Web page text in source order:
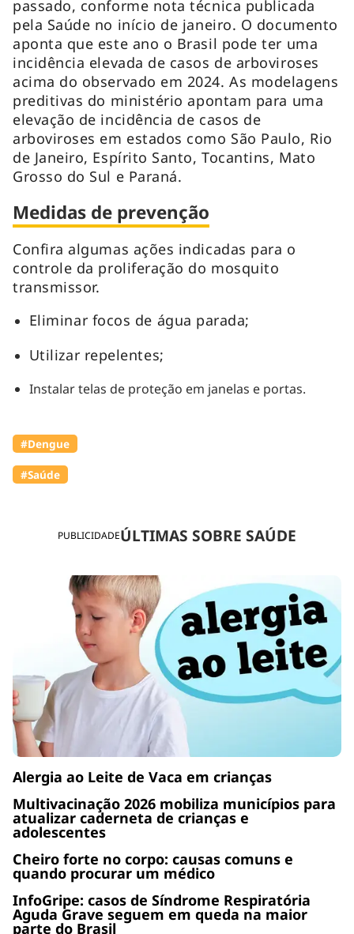
PUBLICIDADEÚLTIMAS SOBRE SAÚDE
Alergia ao Leite de Vaca em crianças
Multivacinação 2026 mobiliza municípios para
atualizar caderneta de crianças e
adolescentes
Cheiro forte no corpo: causas comuns e
quando procurar um médico
InfoGripe: casos de Síndrome Respiratória
Aguda Grave seguem em queda na maior
parte do Brasil
passado, conforme nota técnica publicada
pela Saúde no início de janeiro. O documento
aponta que este ano o Brasil pode ter uma
incidência elevada de casos de arboviroses
acima do observado em 2024. As modelagens
preditivas do ministério apontam para uma
elevação de incidência de casos de
arboviroses em estados como São Paulo, Rio
de Janeiro, Espírito Santo, Tocantins, Mato
Grosso do Sul e Paraná.
Medidas de prevenção
Confira algumas ações indicadas para o
controle da proliferação do mosquito
transmissor.
Eliminar focos de água parada;
Utilizar repelentes;
Instalar telas de proteção em janelas e portas.
#Dengue
#Saúde